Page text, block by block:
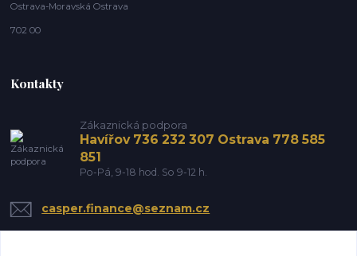
Ostrava-Moravská Ostrava
702 00
Kontakty
Zákaznická podpora
Havířov 736 232 307 Ostrava 778 585
851
Po-Pá, 9-18 hod. So 9-12 h.
casper.finance@seznam.cz